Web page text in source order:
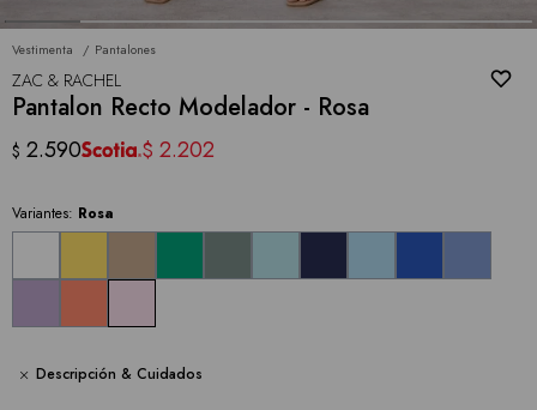
Vestimenta Pantalones
ZAC & RACHEL
Pantalon Recto Modelador - Rosa
$ 2.590 $ 2.202
Variantes: Rosa
Descripción & Cuidados